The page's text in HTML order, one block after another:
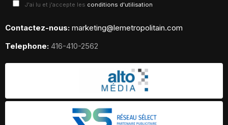
J'ai lu et j'accepte les conditions d'utilisation
Contactez-nous: marketing@lemetropolitain.com
Telephone: 416-410-2562